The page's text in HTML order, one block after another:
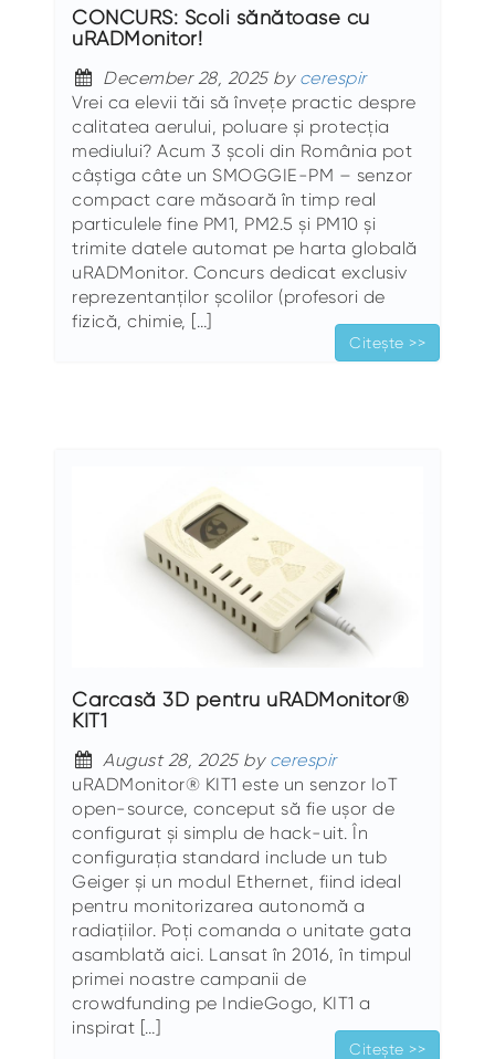
CONCURS: Școli sănătoase cu
uRADMonitor!
December 28, 2025 by cerespir
Vrei ca elevii tăi să învețe practic despre
calitatea aerului, poluare și protecția
mediului? Acum 3 școli din România pot
câștiga câte un SMOGGIE-PM – senzor
compact care măsoară în timp real
particulele fine PM1, PM2.5 și PM10 și
trimite datele automat pe harta globală
uRADMonitor. Concurs dedicat exclusiv
reprezentanților școlilor (profesori de
fizică, chimie, […]
Citește >>
Carcasă 3D pentru uRADMonitor®
KIT1
August 28, 2025 by cerespir
uRADMonitor® KIT1 este un senzor IoT
open-source, conceput să fie ușor de
configurat și simplu de hack-uit. În
configurația standard include un tub
Geiger și un modul Ethernet, fiind ideal
pentru monitorizarea autonomă a
radiațiilor. Poți comanda o unitate gata
asamblată aici. Lansat în 2016, în timpul
primei noastre campanii de
crowdfunding pe IndieGogo, KIT1 a
inspirat […]
Citește >>